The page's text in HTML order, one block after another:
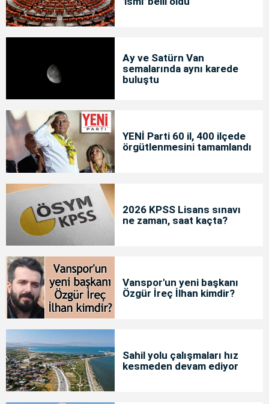
Ay ve Satürn Van
semalarında aynı karede
buluştu
YENİ Parti 60 il, 400 ilçede
örgütlenmesini tamamlandı
2026 KPSS Lisans sınavı
ne zaman, saat kaçta?
Vanspor'un yeni başkanı
Özgür İreç İlhan kimdir?
Sahil yolu çalışmaları hız
kesmeden devam ediyor